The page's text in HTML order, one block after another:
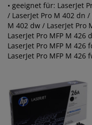
• geeignet für: LaserJet
/ LaserJet Pro M 402 dn
M 402 dw / LaserJet Pro
LaserJet Pro MFP M 426
LaserJet Pro MFP M 426
LaserJet Pro MFP M 426